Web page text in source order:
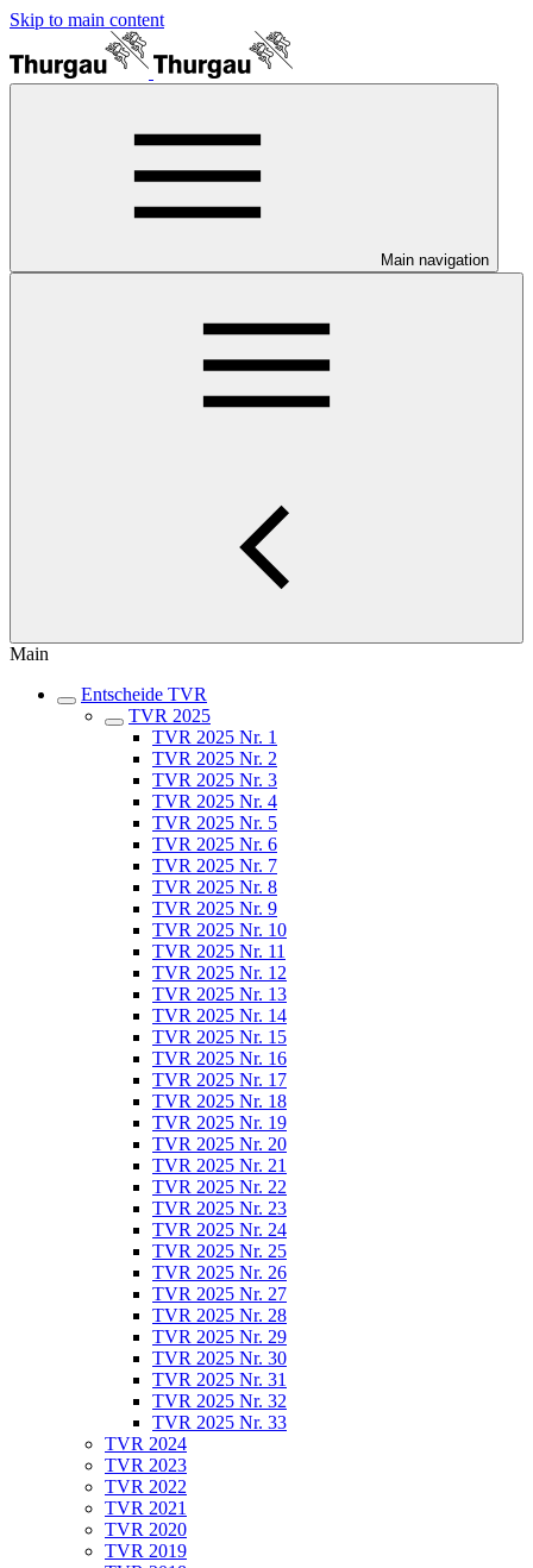
Skip to main content
Main navigation
Main
Entscheide TVR
TVR 2025
TVR 2025 Nr. 1
TVR 2025 Nr. 2
TVR 2025 Nr. 3
TVR 2025 Nr. 4
TVR 2025 Nr. 5
TVR 2025 Nr. 6
TVR 2025 Nr. 7
TVR 2025 Nr. 8
TVR 2025 Nr. 9
TVR 2025 Nr. 10
TVR 2025 Nr. 11
TVR 2025 Nr. 12
TVR 2025 Nr. 13
TVR 2025 Nr. 14
TVR 2025 Nr. 15
TVR 2025 Nr. 16
TVR 2025 Nr. 17
TVR 2025 Nr. 18
TVR 2025 Nr. 19
TVR 2025 Nr. 20
TVR 2025 Nr. 21
TVR 2025 Nr. 22
TVR 2025 Nr. 23
TVR 2025 Nr. 24
TVR 2025 Nr. 25
TVR 2025 Nr. 26
TVR 2025 Nr. 27
TVR 2025 Nr. 28
TVR 2025 Nr. 29
TVR 2025 Nr. 30
TVR 2025 Nr. 31
TVR 2025 Nr. 32
TVR 2025 Nr. 33
TVR 2024
TVR 2023
TVR 2022
TVR 2021
TVR 2020
TVR 2019